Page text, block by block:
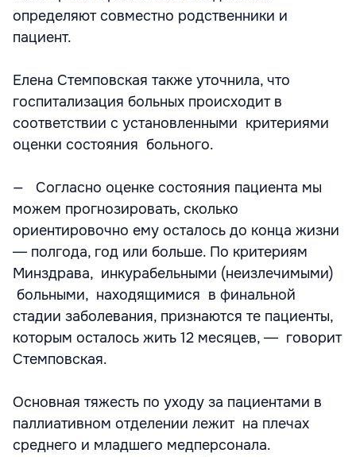
определяют совместно родственники и
пациент.
Елена Стемповская также уточнила, что
госпитализация больных происходит в
соответствии с установленными критериями
оценки состояния больного.
— Согласно оценке состояния пациента мы
можем прогнозировать, сколько
ориентировочно ему осталось до конца жизни
― полгода, год или больше. По критериям
Минздрава, инкурабельными (неизлечимыми)
больными, находящимися в финальной
стадии заболевания, признаются те пациенты,
которым осталось жить 12 месяцев, ― говорит
Стемповская.
Основная тяжесть по уходу за пациентами в
паллиативном отделении лежит на плечах
среднего и младшего медперсонала.